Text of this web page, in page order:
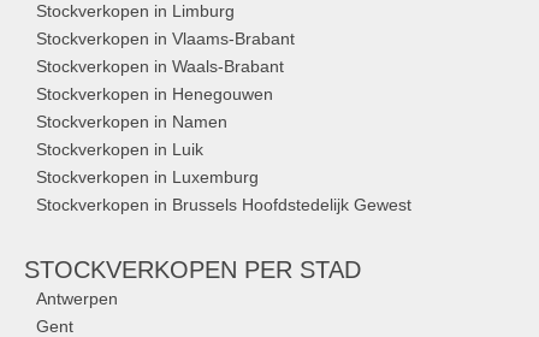
Stockverkopen in Limburg
Stockverkopen in Vlaams-Brabant
Stockverkopen in Waals-Brabant
Stockverkopen in Henegouwen
Stockverkopen in Namen
Stockverkopen in Luik
Stockverkopen in Luxemburg
Stockverkopen in Brussels Hoofdstedelijk Gewest
STOCKVERKOPEN PER STAD
Antwerpen
Gent